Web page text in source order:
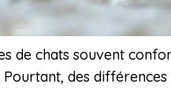
de chats souvent
des